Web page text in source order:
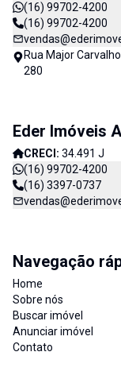
(16) 99702-4200
(16) 99702-4200
Rua Major
280
Eder Imóveis
CRECI: 34.491 J
(16) 99702-4200
(16) 3397-0737
Navegação
Home
Sobre nós
Buscar imóvel
Anunciar imóvel
Contato